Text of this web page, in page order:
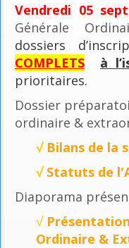
Vendredi 05
Générale
dossiers
COMPLETS
à
prioritaires.
Dossier
ordinaire &
√ Bilans de la
√ Statuts de
Diaporama
√
Ordinaire &